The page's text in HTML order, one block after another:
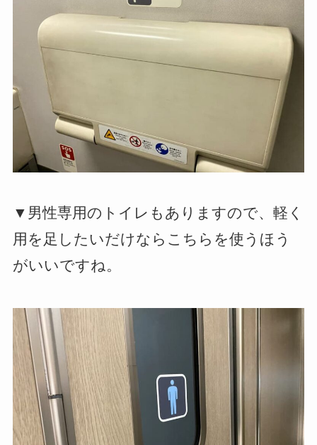
▼男性専用のトイレもありますので、軽く
用を足したいだけならこちらを使うほう
がいいですね。